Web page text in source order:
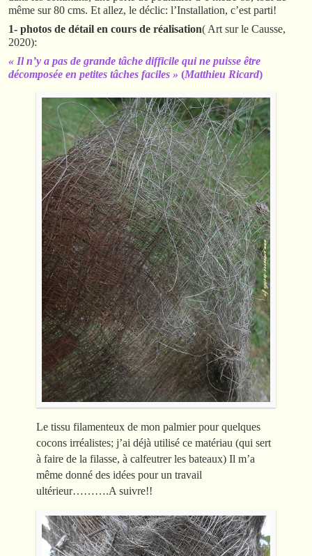
même sur 80 cms. Et allez, le déclic: l’Installation, c’est parti!
1- photos de détail en cours de réalisation( Art sur le Causse,
2020):
« Il n’y a pas de grande tâche difficile qui ne puisse être
décomposée en petites tâches faciles » (Matthieu Ricard)
Le tissu filamenteux de mon palmier pour quelques
cocons irréalistes; j’ai déjà utilisé ce matériau (qui sert
à faire de la filasse, à calfeutrer les bateaux) Il m’a
même donné des idées pour un travail
ultérieur……….A suivre!!